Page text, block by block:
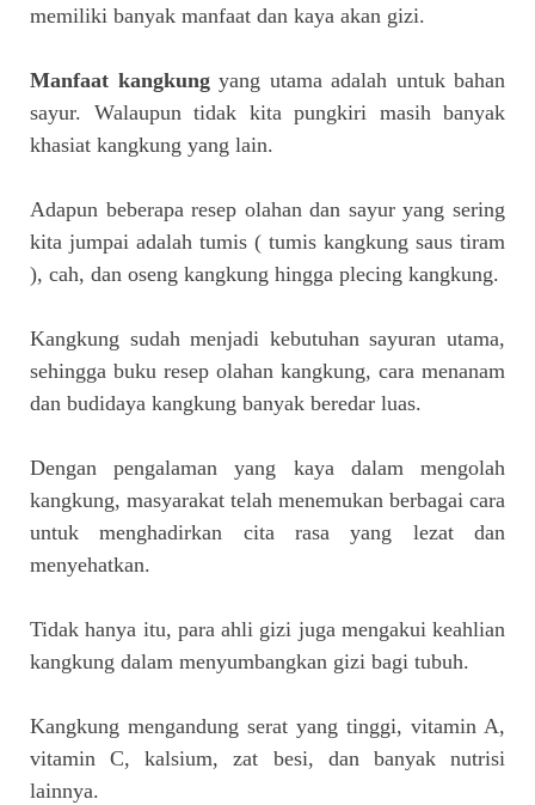
memiliki banyak manfaat dan kaya akan gizi.
Manfaat kangkungyang utama adalah untuk bahan
sayur. Walaupun tidak kita pungkiri masih banyak
khasiat kangkung yang lain.
Adapun beberapa resep olahan dan sayur yang sering
kita jumpai adalah tumis ( tumis kangkung saus tiram
), cah, dan oseng kangkung hingga plecing kangkung.
Kangkung sudah menjadi kebutuhan sayuran utama,
sehingga buku resep olahan kangkung, cara menanam
dan budidaya kangkung banyak beredar luas.
Dengan pengalaman yang kaya dalam mengolah
kangkung, masyarakat telah menemukan berbagai cara
untuk menghadirkan cita rasa yang lezat dan
menyehatkan.
Tidak hanya itu, para ahli gizi juga mengakui keahlian
kangkung dalam menyumbangkan gizi bagi tubuh.
Kangkung mengandung serat yang tinggi, vitamin A,
vitamin C, kalsium, zat besi, dan banyak nutrisi
lainnya.